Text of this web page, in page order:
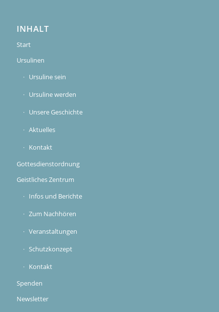
INHALT
Start
Ursulinen
Ursuline sein
Ursuline werden
Unsere Geschichte
Aktuelles
Kontakt
Gottesdienstordnung
Geistliches Zentrum
Infos und Berichte
Zum Nachhören
Veranstaltungen
Schutzkonzept
Kontakt
Spenden
Newsletter